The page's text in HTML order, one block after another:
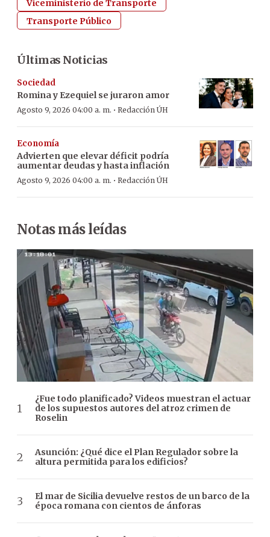
Viceministerio de Transporte
Transporte Público
Últimas Noticias
Sociedad
Romina y Ezequiel se juraron amor
Agosto 9, 2026 04:00 a. m. · Redacción ÚH
Economía
Advierten que elevar déficit podría
aumentar deudas y hasta inflación
Agosto 9, 2026 04:00 a. m. · Redacción ÚH
Notas más leídas
¿Fue todo planificado? Videos muestran el actuar
de los supuestos autores del atroz crimen de
Roselin
Asunción: ¿Qué dice el Plan Regulador sobre la
altura permitida para los edificios?
El mar de Sicilia devuelve restos de un barco de la
época romana con cientos de ánforas